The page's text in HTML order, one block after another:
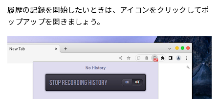
履歴の記録を開始したいときは、アイコンをクリックしてポ
ップアップを開きましょう。